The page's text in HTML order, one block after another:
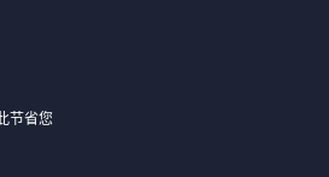
节省您